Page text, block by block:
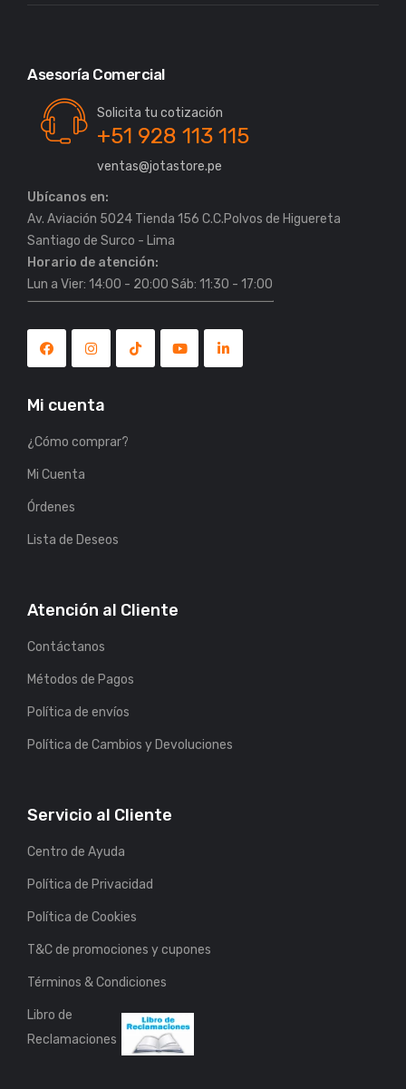
Asesoría Comercial
Solicita tu cotización
+51 928 113 115
ventas@jotastore.pe
Ubícanos en:
Av. Aviación 5024 Tienda 156 C.C.Polvos de Higuereta
Horario de atención:
Lun a Vier: 14:00 - 20:00 Sáb: 11:30 - 17:00
Mi cuenta
¿Cómo comprar?
Mi Cuenta
Órdenes
Lista de Deseos
Atención al Cliente
Contáctanos
Métodos de Pagos
Política de envíos
Política de Cambios y Devoluciones
Servicio al Cliente
Centro de Ayuda
Política de Privacidad
Política de Cookies
T&C de promociones y cupones
Términos & Condiciones
Libro de
Reclamaciones